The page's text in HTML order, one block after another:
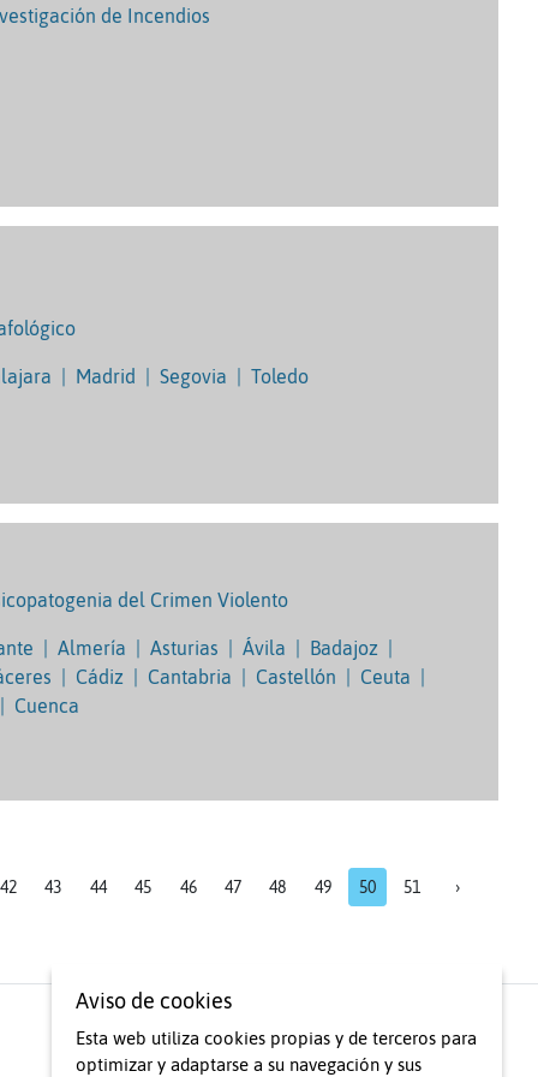
de Incendios
Madrid Segovia Toledo
del Crimen Violento
Almería Asturias Ávila Badajoz
Cádiz Cantabria Castellón Ceuta
Cuenca
42 43 44 45 46 47 48 49 50 51 ›
Aviso de cookies
Esta web utiliza cookies propias y de terceros para
optimizar y adaptarse a su navegación y sus